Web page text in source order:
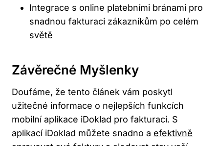
Integrace s online platebními bránami pro
snadnou fakturaci zákazníkům po celém
světě
Závěrečné Myšlenky
Doufáme, že tento článek vám poskytl
užitečné informace o nejlepších funkcích
mobilní aplikace iDoklad pro fakturaci. S
aplikací iDoklad můžete snadno a efektivně